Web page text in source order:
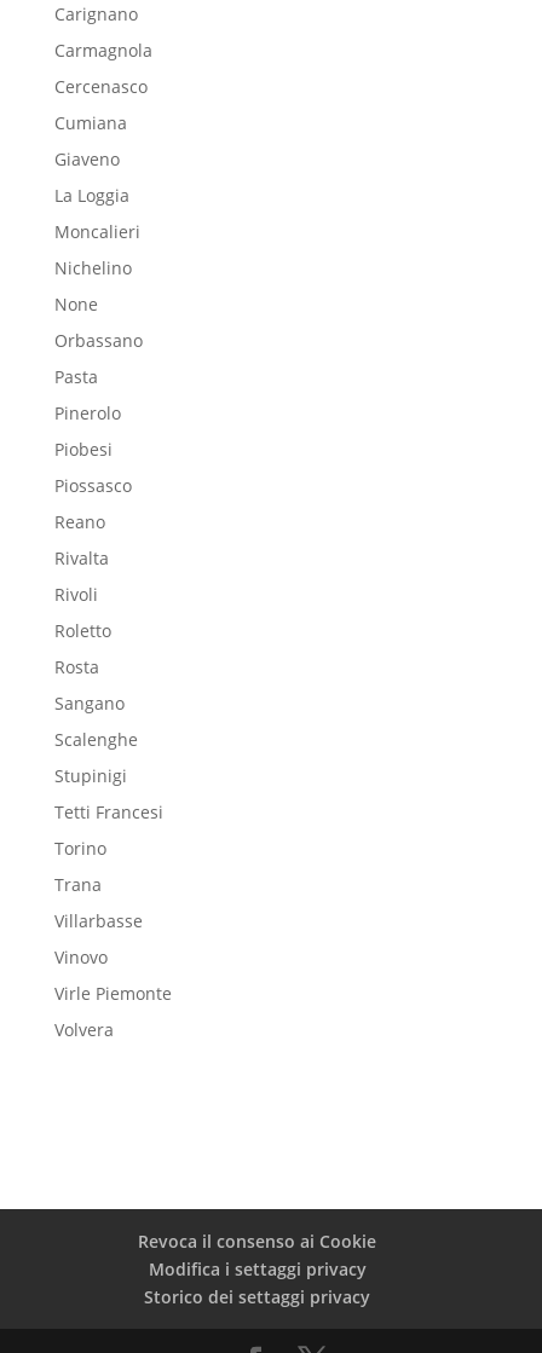
Carignano
Carmagnola
Cercenasco
Cumiana
Giaveno
La Loggia
Moncalieri
Nichelino
None
Orbassano
Pasta
Pinerolo
Piobesi
Piossasco
Reano
Rivalta
Rivoli
Roletto
Rosta
Sangano
Scalenghe
Stupinigi
Tetti Francesi
Torino
Trana
Villarbasse
Vinovo
Virle Piemonte
Volvera
Revoca il consenso ai Cookie
Modifica i settaggi privacy
Storico dei settaggi privacy